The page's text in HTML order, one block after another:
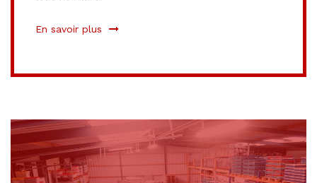
En savoir plus